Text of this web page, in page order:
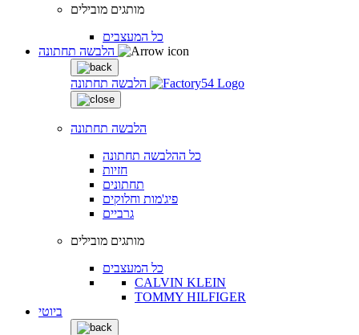
מותגים מובילים
כל המעצבים
הלבשה תחתונה
הלבשה תחתונה
כל ההלבשה תחתונה
חזיות
תחתונים
פיג'מות וחלוקים
גרביים
מותגים מובילים
כל המעצבים
CALVIN KLEIN
TOMMY HILFIGER
ביוטי